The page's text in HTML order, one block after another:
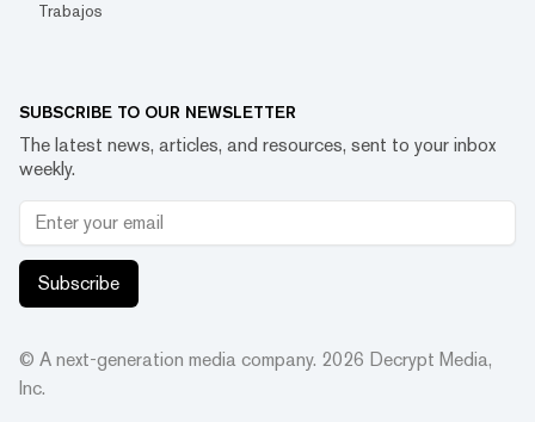
Trabajos
SUBSCRIBE TO OUR NEWSLETTER
The latest news, articles, and resources, sent to your inbox
weekly.
Subscribe
© A next-generation media company. 2026 Decrypt Media,
Inc.